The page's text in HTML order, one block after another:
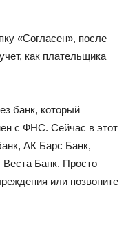
«Согласен», после
как плательщика
банк, который
с ФНС. Сейчас в этот
АК Барс Банк,
Банк. Просто
или позвоните